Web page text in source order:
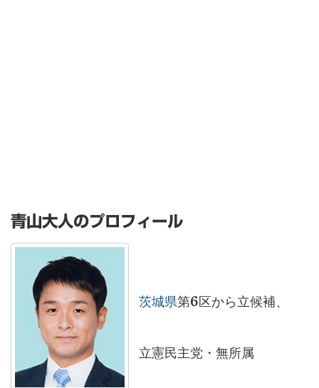
青山大人のプロフィール
茨城県第6区から立候補、
立憲民主党・無所属